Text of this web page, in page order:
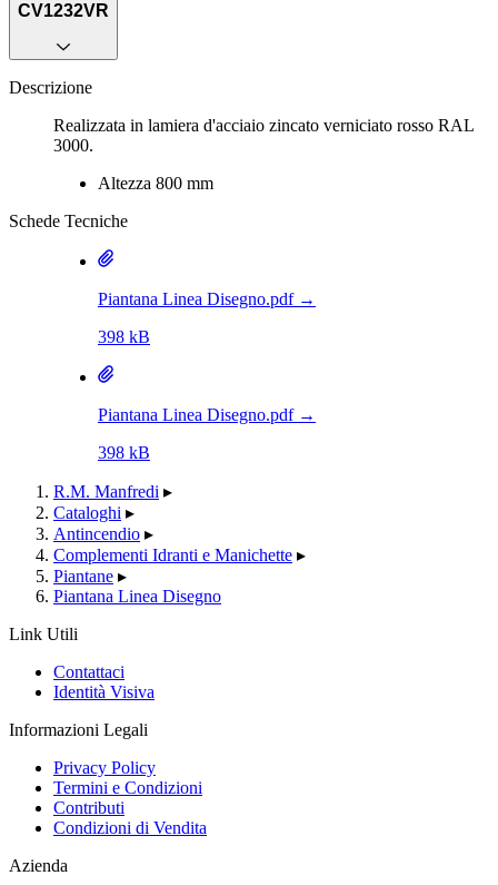
CV1232VR
Descrizione
Realizzata in lamiera d'acciaio zincato verniciato rosso RAL
3000.
Altezza 800 mm
Schede Tecniche
Piantana Linea Disegno.pdf→
398 kB
Piantana Linea Disegno.pdf→
398 kB
R.M. Manfredi ▸
Cataloghi ▸
Antincendio ▸
Complementi Idranti e Manichette ▸
Piantane ▸
Piantana Linea Disegno
Link Utili
Contattaci
Identità Visiva
Informazioni Legali
Privacy Policy
Termini e Condizioni
Contributi
Condizioni di Vendita
Azienda